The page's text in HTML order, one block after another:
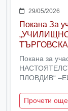
29/05/2026
Покана За
Покана за
ПЛОВДИВ“ –ЕИК:
Прочети още